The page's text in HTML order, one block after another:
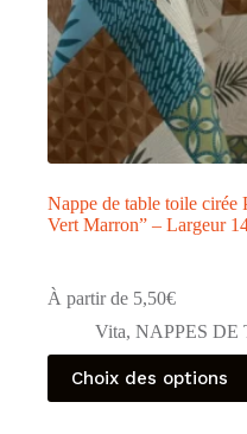
Nappe de table toile
Vert Marron” – Largeur
À partir de 5,50€
Vita, NAPPES DE
Choix des options
Ce
produit
a